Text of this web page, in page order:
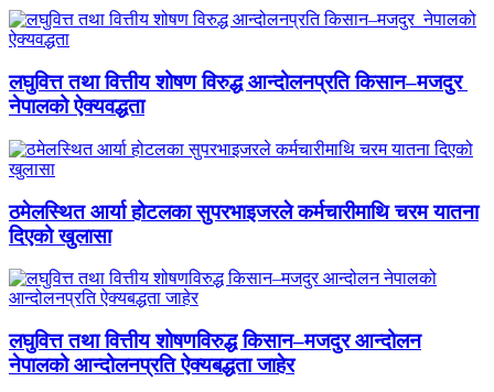
लघुवित्त तथा वित्तीय शोषण विरुद्ध आन्दोलनप्रति किसान–मजदुर
नेपालको ऐक्यवद्धता
ठमेलस्थित आर्या होटलका सुपरभाइजरले कर्मचारीमाथि चरम यातना
दिएको खुलासा
लघुवित्त तथा वित्तीय शोषणविरुद्ध किसान–मजदुर आन्दोलन
नेपालको आन्दोलनप्रति ऐक्यबद्धता जाहेर